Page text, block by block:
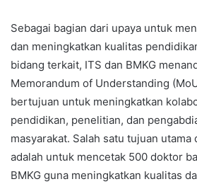
Sebagai bagian dari upaya untuk
dan meningkatkan kualitas
bidang terkait, ITS dan BMKG
Memorandum of Understanding
bertujuan untuk meningkatkan
pendidikan, penelitian, dan
masyarakat. Salah satu tujuan utama
adalah untuk mencetak 500 doktor
BMKG guna meningkatkan kualitas